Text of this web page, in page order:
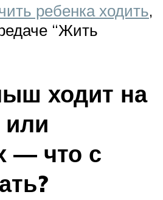
ребенка ходить,
“Жить
ходит на
или
— что с